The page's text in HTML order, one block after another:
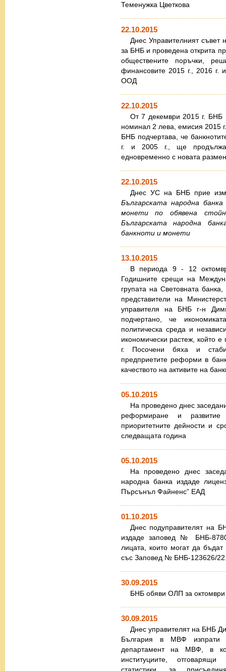
Теменужка Цветкова
22.10.2015
Днес Управителният
за БНБ и проведена открита
обществените поръчки,
финансовите 2015 г., 2016 г.
ООД
22.10.2015
От 7 декември 2015 г. БНБ
номинал 2 лева, емисия 2015 г.
БНБ подчертава, че
г. и 2005 г., ще
едновременно с новата
22.10.2015
Днес УС на БНБ прие
Българската народна
монети по обявена
Българската народна
банкноти и монети
13.10.2015
В периода 9 - 12
Годишните срещи на
групата на Световната
представители на
управителя на БНБ г-н
подчертано, че
политическа среда и
икономически растеж, който
г. Посочени бяха и
предприетите реформи в
качеството на активите на
05.10.2015
На проведено днес
реформиране и
приоритетните дейности и
следващата година
05.10.2015
На проведено днес
народна банка издаде
Пърсънъл Файненс” ЕАД
01.10.2015
Днес подуправителят на
издаде заповед № БНБ-
лицата, които могат да
със Заповед № БНБ-123626/
30.09.2015
БНБ обяви ОЛП за октомври
30.09.2015
Днес управителят на БНБ
България в МВФ изпрати
департамент на МВФ, в
институциите,